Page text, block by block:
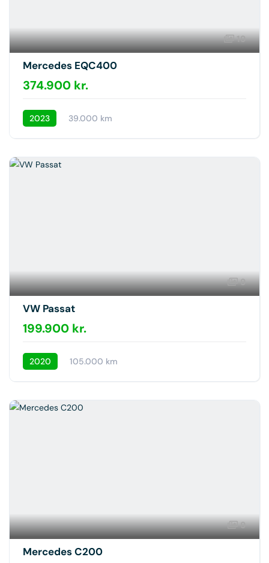
19
Mercedes EQC400
374.900 kr.
2023 39.000 km
9
VW Passat
199.900 kr.
2020 105.000 km
9
Mercedes C200